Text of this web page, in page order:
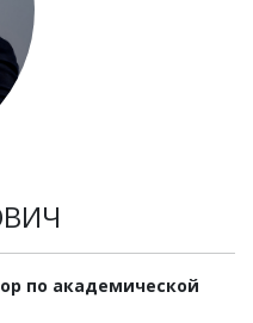
по академической